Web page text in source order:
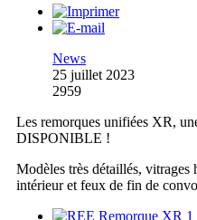
News
25 juillet 2023
2959
Les remorques unifiées XR,
DISPONIBLE !
Modèles très détaillés, vitrages
intérieur et feux de fin de